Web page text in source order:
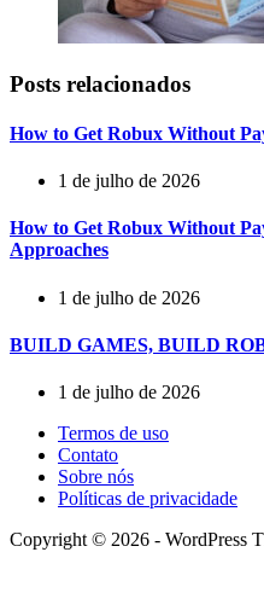
Posts relacionados
How to Get Robux Without
1 de julho de 2026
How to Get Robux Without
Approaches
1 de julho de 2026
BUILD GAMES, BUILD
1 de julho de 2026
Termos de uso
Contato
Sobre nós
Políticas de privacidade
Copyright © 2026 - WordPress